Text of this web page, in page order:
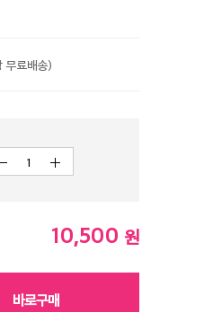
무료배송)
1
10,500 원
바로구매